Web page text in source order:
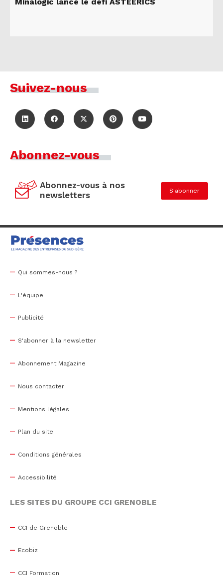
Suivez-nous
Abonnez-vous
Abonnez-vous à nos
newsletters
S'abonner
Qui sommes-nous ?
L'équipe
Publicité
S'abonner à la newsletter
Abonnement Magazine
Nous contacter
Mentions légales
Plan du site
Conditions générales
Accessibilité
LES SITES DU GROUPE CCI GRENOBLE
CCI de Grenoble
Ecobiz
CCI Formation